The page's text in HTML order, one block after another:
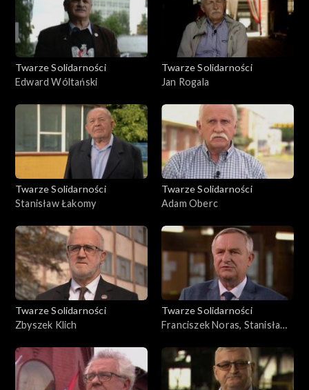
Twarze Solidarności
Edward Wóltański
Twarze Solidarności
Jan Rogala
Twarze Solidarności
Stanisław Łakomy
Twarze Solidarności
Adam Oberc
Twarze Solidarności
Zbyszek Klich
Twarze Solidarności
Franciszek Noras, Stanisław